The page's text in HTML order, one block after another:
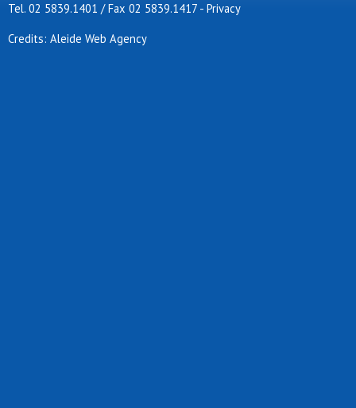
Tel. 02 5839.1401 / Fax 02 5839.1417 - Privacy
Credits: Aleide Web Agency